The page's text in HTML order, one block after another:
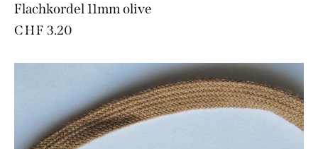
Flachkordel 11mm olive
CHF 3.20